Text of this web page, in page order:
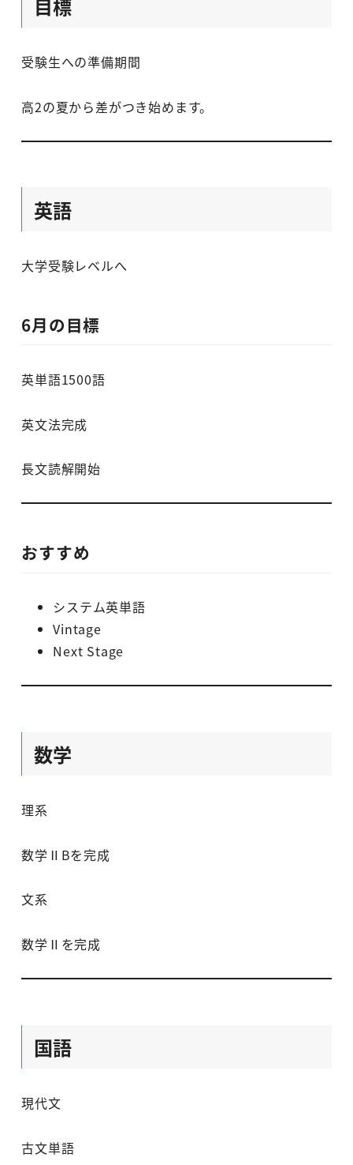
目標
受験生への準備期間
高2の夏から差がつき始めます。
英語
大学受験レベルへ
6月の目標
英単語1500語
英文法完成
長文読解開始
おすすめ
システム英単語
Vintage
Next Stage
数学
理系
数学ⅡBを完成
文系
数学Ⅱを完成
国語
現代文
古文単語